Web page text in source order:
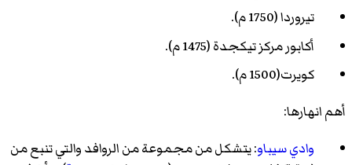
تيروردا (1750 م).
أكابور مركز تيكجدة (1475 م).
كويرت(1500 م).
أهم انهارها:
وادي سيباو: يتشكل من مجموعة من الروافد والتي تنبع من